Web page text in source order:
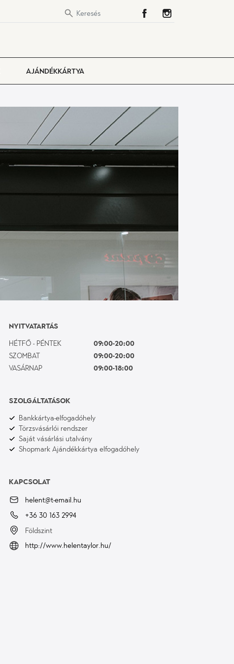
AJÁNDÉKKÁRTYA
NYITVATARTÁS
HÉTFŐ - PÉNTEK
09:00-20:00
SZOMBAT
09:00-20:00
VASÁRNAP
09:00-18:00
SZOLGÁLTATÁSOK
Bankkártya-elfogadóhely
Törzsvásárlói rendszer
Saját vásárlási utalvány
Shopmark Ajándékkártya elfogadóhely
KAPCSOLAT
helent@t-email.hu
+36 30 163 2994
Földszint
http://www.helentaylor.hu/